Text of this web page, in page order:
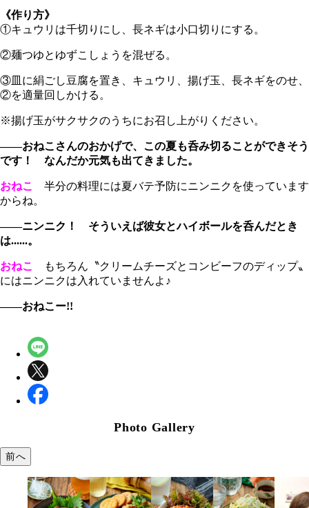
《作り方》
①キュウリは千切りにし、長ネギは小口切りにする。
②麺つゆとゆずこしょうを混ぜる。
③皿に絹ごし豆腐を置き、キュウリ、揚げ玉、長ネギをのせ、
②を適量回しかける。
※揚げ玉がサクサクのうちにお召し上がりください。
――おねこさんのおかげで、この夏も呑み切ることができそう
です！ なんだか元気も出てきました。
おねこ
半分の料理には夏バテ予防にニンニクを使っています
からね。
――ニンニク！ そういえば彼女とハイボールを呑んだとき
は......。
おねこ
もちろん〝クリームチーズとコンビーフのディップ〟
にはニンニクは入れていませんよ♪
――おねこー!!
Photo Gallery
前へ